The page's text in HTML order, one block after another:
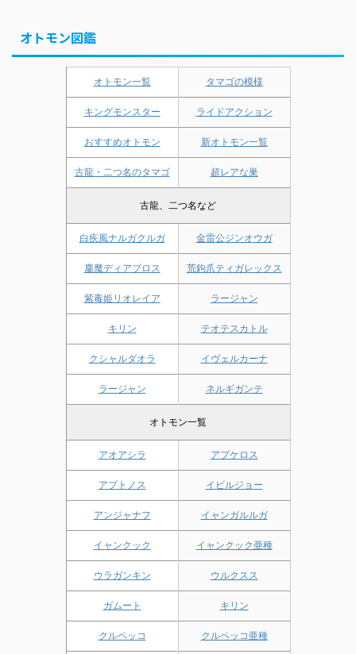
オトモン図鑑
オトモン一覧 タマゴの模様
キングモンスター ライドアクション
おすすめオトモン 新オトモン一覧
古龍・二つ名のタマゴ 超レアな巣
古龍、二つ名など
白疾風ナルガクルガ 金雷公ジンオウガ
鏖魔ディアブロス 荒鉤爪ティガレックス
紫毒姫リオレイア ラージャン
キリン テオテスカトル
クシャルダオラ イヴェルカーナ
ラージャン ネルギガンテ
オトモン一覧
アオアシラ アプケロス
アプトノス イビルジョー
アンジャナフ イャンガルルガ
イャンクック イャンクック亜種
ウラガンキン ウルクスス
ガムート キリン
クルペッコ クルペッコ亜種